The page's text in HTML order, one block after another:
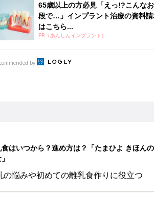
の悩みや初めての離乳食作りに役立つ
てとお金
・出産・育児にかかる費用やもらえる補助
助成金を解説